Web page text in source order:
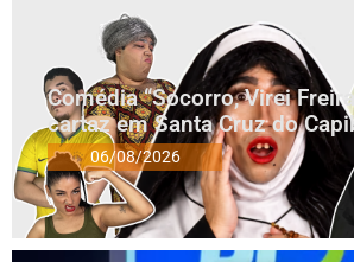
Comédia “Socorro, Virei
cartaz em Santa Cruz do
06/08/2026